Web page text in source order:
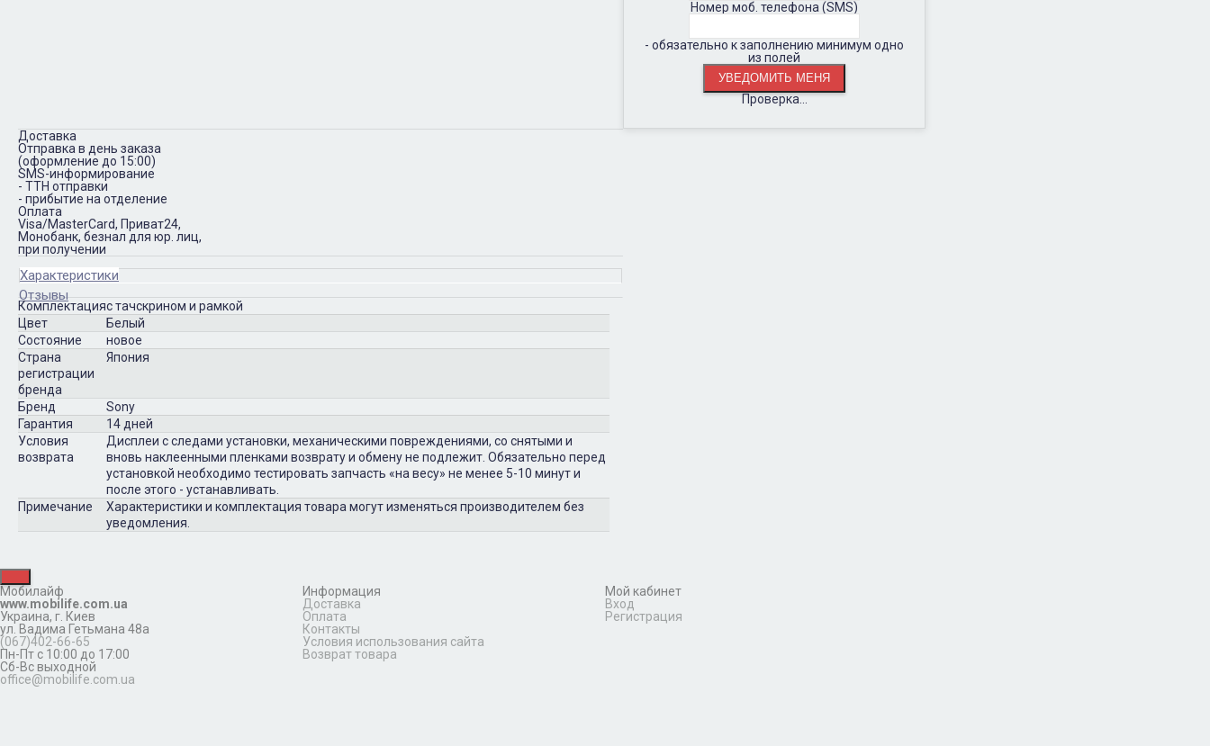
Номер моб. телефона (SMS)
- обязательно к заполнению минимум одно
из полей
Проверка...
Доставка
Отправка в день заказа
(оформление до 15:00)
SMS-информирование
- ТТН отправки
- прибытие на отделение
Оплата
Visa/MasterCard, Приват24,
Монобанк, безнал для юр. лиц,
при получении
Характеристики
Отзывы
Комплектацияс тачскрином и рамкой
Цвет
Белый
Состояние
новое
Страна
регистрации
бренда
Япония
Бренд
Sony
Гарантия
14 дней
Условия
возврата
Дисплеи с следами установки, механическими повреждениями, со снятыми и
вновь наклеенными пленками возврату и обмену не подлежит. Обязательно перед
установкой необходимо тестировать запчасть «на весу» не менее 5-10 минут и
после этого - устанавливать.
Примечание
Характеристики и комплектация товара могут изменяться производителем без
уведомления.
Мобилайф
www.mobilife.com.ua
Украина, г. Киев
ул. Вадима Гетьмана 48а
(067)402-66-65
Пн-Пт с 10:00 до 17:00
Сб-Вс выходной
office@mobilife.com.ua
Информация
Доставка
Оплата
Контакты
Условия использования сайта
Возврат товара
Мой кабинет
Вход
Регистрация